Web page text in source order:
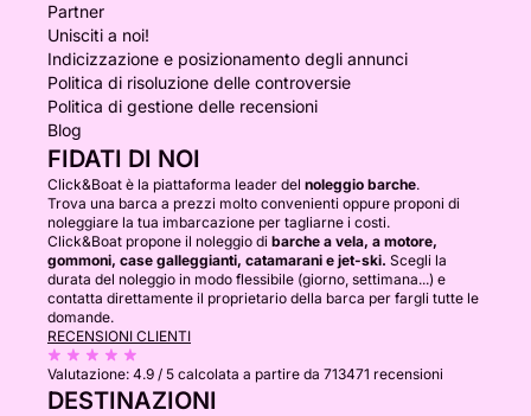
Partner
Unisciti a noi!
Indicizzazione e posizionamento degli annunci
Politica di risoluzione delle controversie
Politica di gestione delle recensioni
Blog
FIDATI DI NOI
Click&Boat è la piattaforma leader del noleggio barche.
Trova una barca a prezzi molto convenienti oppure proponi di
noleggiare la tua imbarcazione per tagliarne i costi.
Click&Boat propone il noleggio di barche a vela, a motore,
gommoni, case galleggianti, catamarani e jet-ski. Scegli la
durata del noleggio in modo flessibile (giorno, settimana...) e
contatta direttamente il proprietario della barca per fargli tutte le
domande.
RECENSIONI CLIENTI
Valutazione: 4.9 / 5 calcolata a partire da 713471 recensioni
DESTINAZIONI